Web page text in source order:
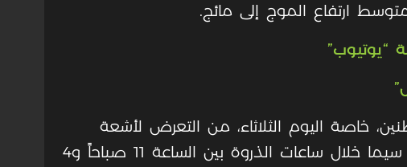
ارتفاع الموج إلى مائج.
“يوتيوب”
خاصة اليوم الثلاثاء، من التعرض لأشعة
الشمس المباشرة لفترات طويلة، لا سيما خلال ساعات الذروة بين الساعة 11 صباحاً و4